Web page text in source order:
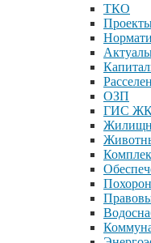
ТКО
ОЗП
ГИС